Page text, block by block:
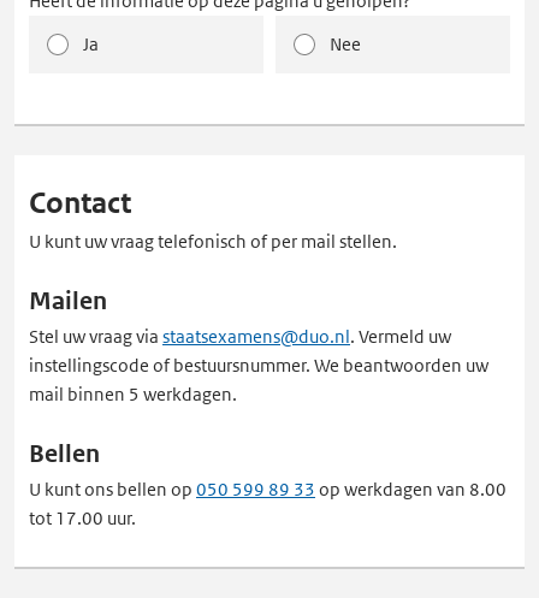
Ja
Nee
Contact
U kunt uw vraag telefonisch of per mail stellen.
Mailen
Stel uw vraag via staatsexamens@duo.nl. Vermeld uw
instellingscode of bestuursnummer. We beantwoorden uw
mail binnen 5 werkdagen.
Bellen
U kunt ons bellen op 050 599 89 33 op werkdagen van 8.00
tot 17.00 uur.